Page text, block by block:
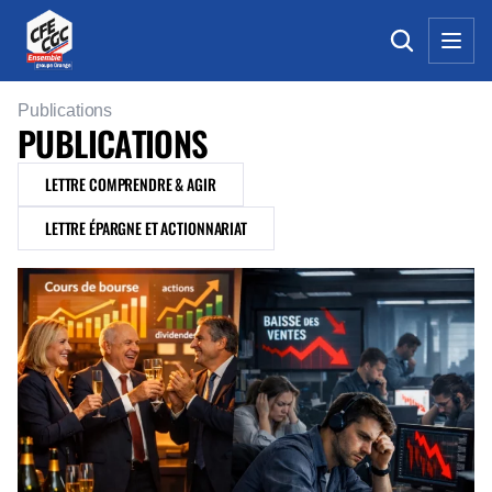
Publications
PUBLICATIONS
LETTRE COMPRENDRE & AGIR
LETTRE ÉPARGNE ET ACTIONNARIAT